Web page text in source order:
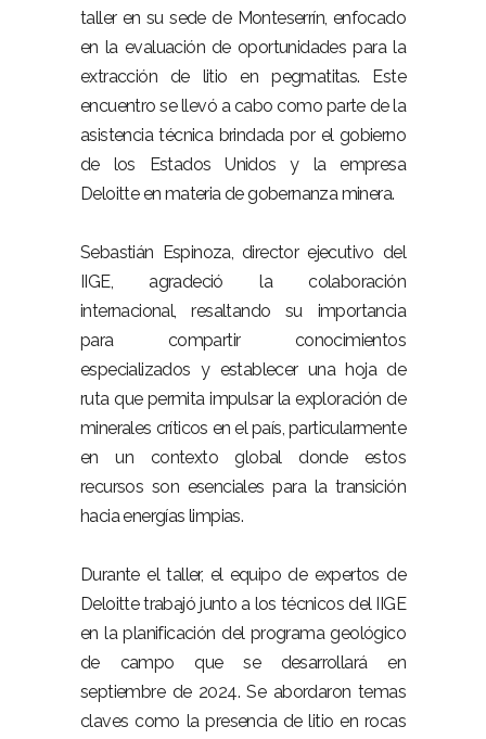
taller en su sede de Monteserrín, enfocado
en la evaluación de oportunidades para la
extracción de litio en pegmatitas. Este
encuentro se llevó a cabo como parte de la
asistencia técnica brindada por el gobierno
de los Estados Unidos y la empresa
Deloitte en materia de gobernanza minera.
Sebastián Espinoza, director ejecutivo del
IIGE, agradeció la colaboración
internacional, resaltando su importancia
para compartir conocimientos
especializados y establecer una hoja de
ruta que permita impulsar la exploración de
minerales críticos en el país, particularmente
en un contexto global donde estos
recursos son esenciales para la transición
hacia energías limpias.
Durante el taller, el equipo de expertos de
Deloitte trabajó junto a los técnicos del IIGE
en la planificación del programa geológico
de campo que se desarrollará en
septiembre de 2024. Se abordaron temas
claves como la presencia de litio en rocas